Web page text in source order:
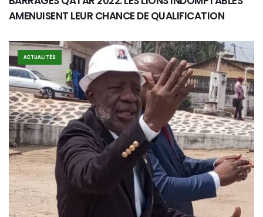
AMENUISENT LEUR CHANCE DE QUALIFICATION
ACTUALITÉS